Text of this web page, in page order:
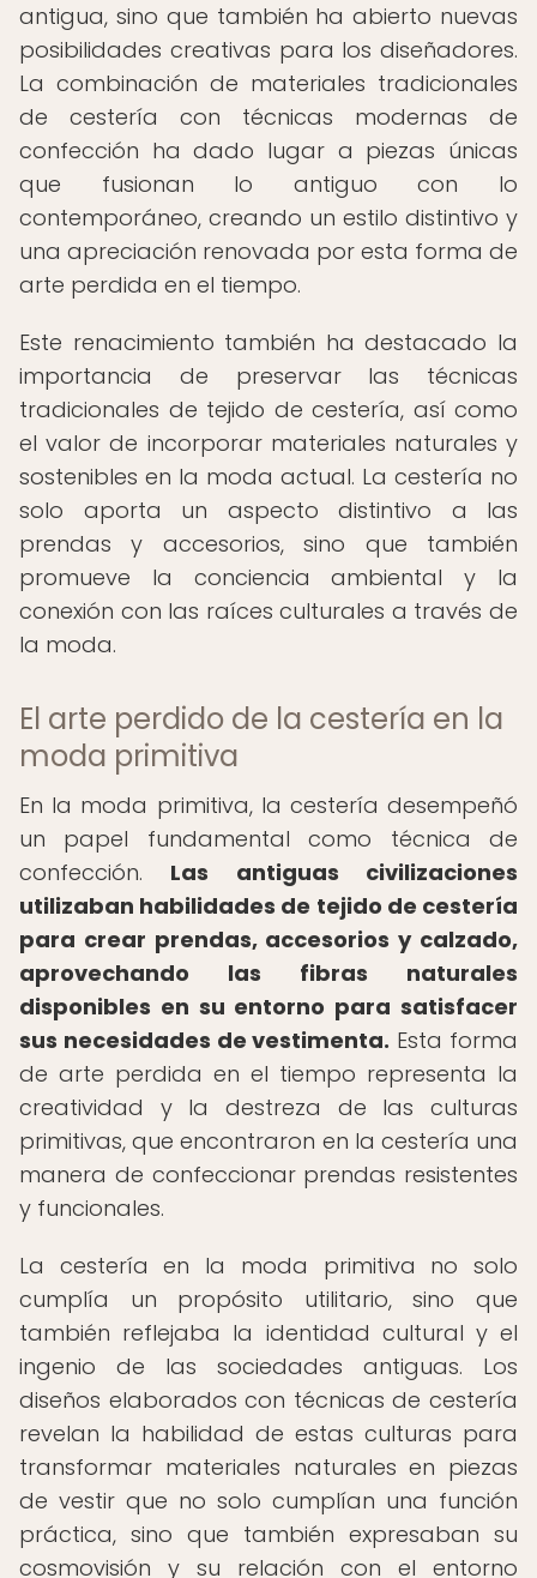
antigua, sino que también ha abierto nuevas
posibilidades creativas para los diseñadores.
La combinación de materiales tradicionales
de cestería con técnicas modernas de
confección ha dado lugar a piezas únicas
que fusionan lo antiguo con lo
contemporáneo, creando un estilo distintivo y
una apreciación renovada por esta forma de
arte perdida en el tiempo.
Este renacimiento también ha destacado la
importancia de preservar las técnicas
tradicionales de tejido de cestería, así como
el valor de incorporar materiales naturales y
sostenibles en la moda actual. La cestería no
solo aporta un aspecto distintivo a las
prendas y accesorios, sino que también
promueve la conciencia ambiental y la
conexión con las raíces culturales a través de
la moda.
El arte perdido de la cestería en la
moda primitiva
En la moda primitiva, la cestería desempeñó
un papel fundamental como técnica de
confección. Las antiguas civilizaciones
utilizaban habilidades de tejido de cestería
para crear prendas, accesorios y calzado,
aprovechando las fibras naturales
disponibles en su entorno para satisfacer
sus necesidades de vestimenta. Esta forma
de arte perdida en el tiempo representa la
creatividad y la destreza de las culturas
primitivas, que encontraron en la cestería una
manera de confeccionar prendas resistentes
y funcionales.
La cestería en la moda primitiva no solo
cumplía un propósito utilitario, sino que
también reflejaba la identidad cultural y el
ingenio de las sociedades antiguas. Los
diseños elaborados con técnicas de cestería
revelan la habilidad de estas culturas para
transformar materiales naturales en piezas
de vestir que no solo cumplían una función
práctica, sino que también expresaban su
cosmovisión y su relación con el entorno